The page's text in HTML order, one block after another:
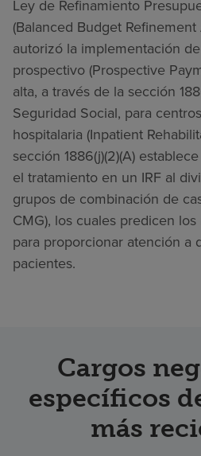
Ley de Refinamiento
(Balanced Budget Refinement
autorizó la implementación
prospectivo (Prospective
alta, a través de la sección
Seguridad Social, para
hospitalaria (Inpatient
sección 1886(j)(2)(A)
el tratamiento en un IRF al
grupos de combinación de
CMG), los cuales predicen
para proporcionar atención a
pacientes.
Cargos
específicos
más